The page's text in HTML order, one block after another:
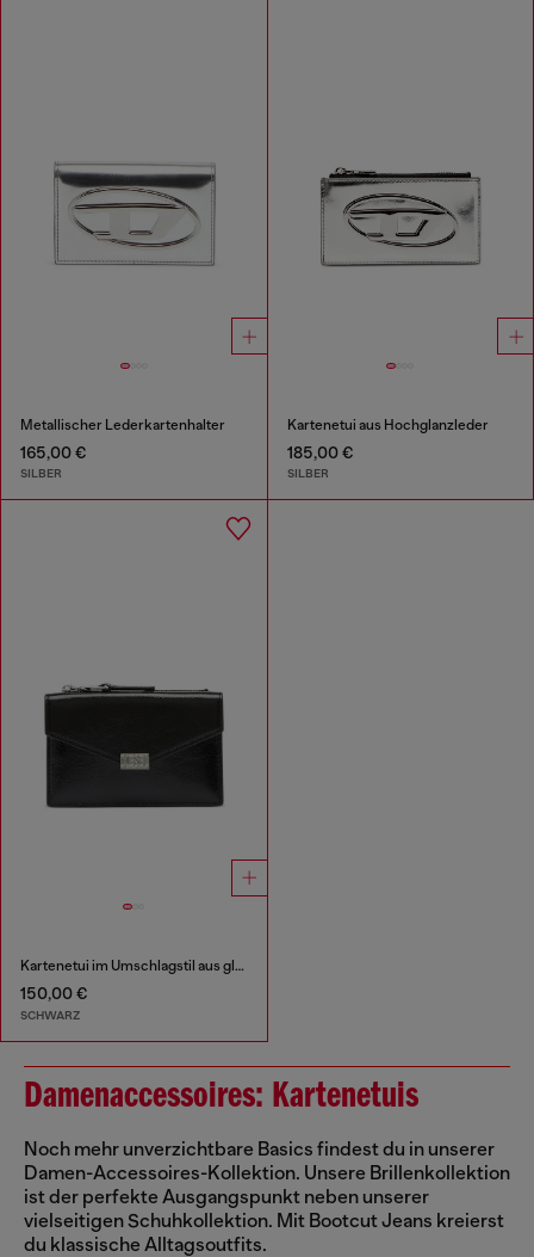
Metallischer Lederkartenhalter
165,00 €
SILBER
Kartenetui aus Hochglanzleder
185,00 €
SILBER
Kartenetui im Umschlagstil aus glänzendem, geknittertem Leder
150,00 €
SCHWARZ
Damenaccessoires: Kartenetuis
Noch mehr unverzichtbare Basics findest du in unserer
Damen-Accessoires-Kollektion. Unsere Brillenkollektion
ist der perfekte Ausgangspunkt neben unserer
vielseitigen Schuhkollektion. Mit Bootcut Jeans kreierst
du klassische Alltagsoutfits.